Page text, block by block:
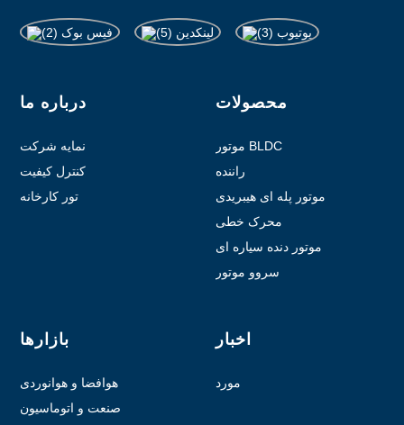
درباره ما
نمایه شرکت
کنترل کیفیت
تور کارخانه
محصولات
موتور BLDC
راننده
موتور پله ای هیبریدی
محرک خطی
موتور دنده سیاره ای
سروو موتور
بازارها
هوافضا و هوانوردی
صنعت و اتوماسیون
اخبار
مورد